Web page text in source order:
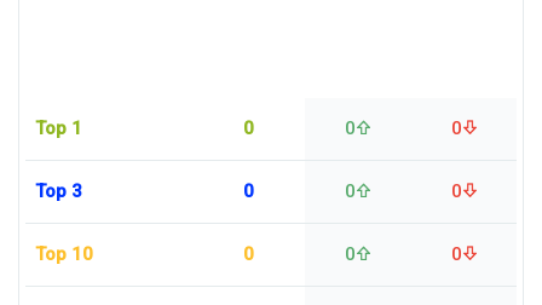
Top 1 0 0 0
Top 3 0 0 0
Top 10 0 0 0